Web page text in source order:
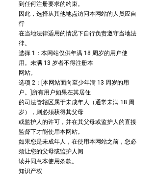
到任何注册要求的约束。
因此，选择从其他地点访问本网站的人员应自
行
在当地法律适用的情况下自行负责遵守当地法
律。
选择 1：本网站仅供年满 18 周岁的用户使
用。未满 13 岁者不得注册本
网站。
选项 2：[本网站面向至少年满 13 周岁的用
户。]所有用户如果在其居住
的司法管辖区属于未成年人（通常未满 18 周
岁），则必须获得其父母
或监护人的许可，并在其父母或监护人的直接
监督下才能使用本网站。
如果您是未成年人，在使用本网站之前，您必
须让您的父母或监护人阅
读并同意本使用条款。
知识产权